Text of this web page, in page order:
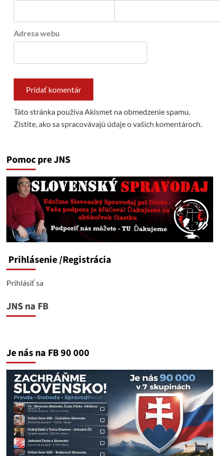
Adresa webu
Táto stránka používa Akismet na obmedzenie spamu.
Zistite, ako sa spracovávajú údaje o vašich komentároch.
Pomoc pre JNS
Prihlásenie/Registrácia
Prihlásiť sa
JNS na FB
Je nás na FB 90 000